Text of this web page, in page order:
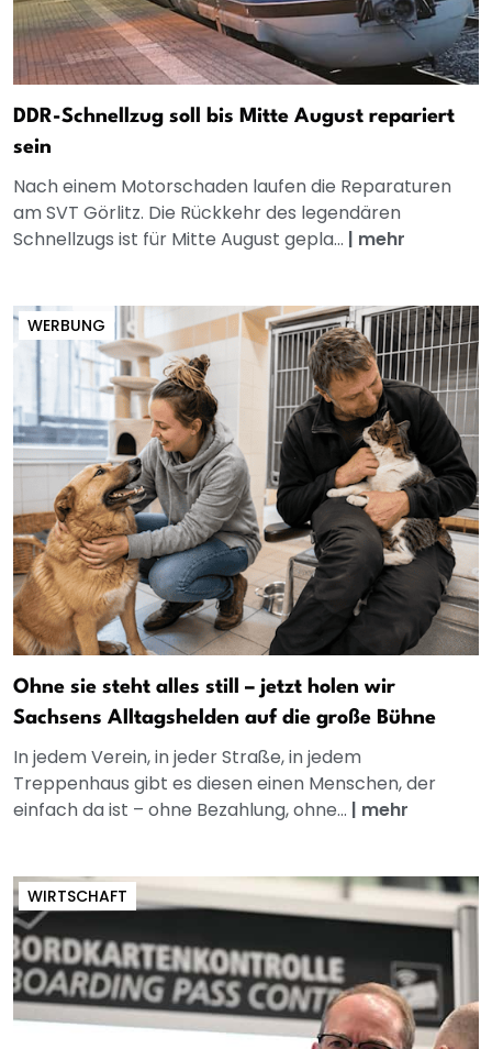
DDR-Schnellzug soll bis Mitte August repariert
sein
Nach einem Motorschaden laufen die Reparaturen
am SVT Görlitz. Die Rückkehr des legendären
Schnellzugs ist für Mitte August gepla... | mehr
WERBUNG
Ohne sie steht alles still – jetzt holen wir
Sachsens Alltagshelden auf die große Bühne
In jedem Verein, in jeder Straße, in jedem
Treppenhaus gibt es diesen einen Menschen, der
einfach da ist – ohne Bezahlung, ohne... | mehr
WIRTSCHAFT